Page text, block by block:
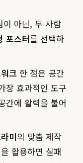
이 아닌, 두 사람
포스터를 선택하
크 한 점은 공간
장 효과적인 도구
간에 활력을 불어
미의 맞춤 제작
활용하면 실패